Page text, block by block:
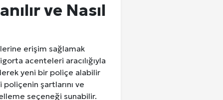
ve Nasıl
erişim sağlamak
acenteleri aracılığıyla
yeni bir poliçe alabilir
şartlarını ve
seçeneği sunabilir.